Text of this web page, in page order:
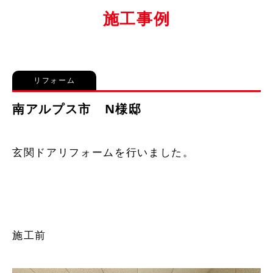
施工事例
リフォーム
南アルプス市 N様邸
玄関ドアリフォームを行いました。
施工前